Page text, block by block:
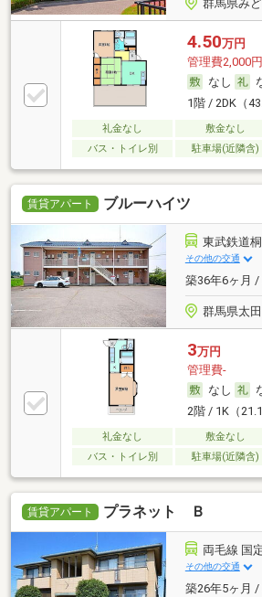
群馬県み
4.50万円
管理費2,000円
なし
1階 / 2DK（
礼金なし 敷金なし
バス・トイレ別
駐車場(近隣含)
賃貸アパート ブルーハイツ
東武鉄道
その他の交通
築36年6ヶ月 /
群馬県太
3万円
管理費-
なし
2階 / 1K（
礼金なし 敷金なし
バス・トイレ別
駐車場(近隣含)
賃貸アパート プラネット Ｂ
両毛線 国
その他の交通
築26年5ヶ月 /